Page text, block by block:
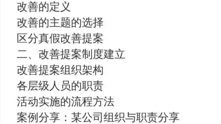
改善的定义
改善的主题的选择
区分真假改善提案
二、改善提案制度建立
改善提案组织架构
各层级人员的职责
活动实施的流程方法
案例分享：某公司组织与职责分享